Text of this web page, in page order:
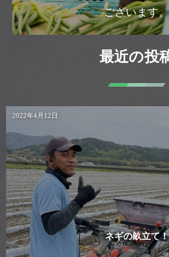
ございます。
最近の投
2022年4月12日
ネギの畝立て！